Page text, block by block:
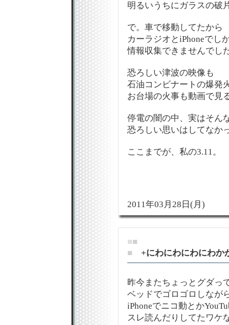
明るいうちにガラスの破
で。車で移動してたから
カーラジオとiPhoneでし
情報収集できませんでし
恐ろしい津波の映像も
石油コンビナートの爆発
お台場の火事も動画で見
停電の闇の中、実はそん
恐ろしい思いはしてなか
ここまでが、私の3.11。
2011年03月28日(月)
■■
■
+にわにわにわにわか
昨今またちょっとグダっ
ベッドでゴロゴロしなが
iPhoneでニコ動とか
スレ読んだりしてたワケ